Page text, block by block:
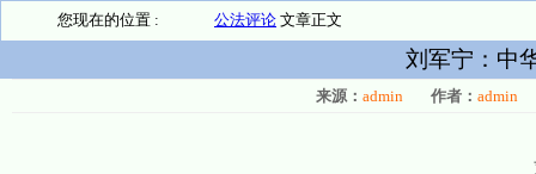
您现在的位置 : 公法评论 文章正文
刘军宁：中
来源： admin 作者： admin